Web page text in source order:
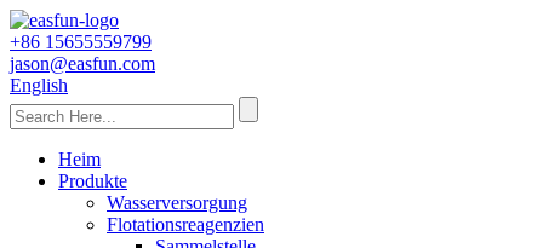
+86 15655559799
jason@easfun.com
English
Heim
Produkte
Wasserversorgung
Flotationsreagenzien